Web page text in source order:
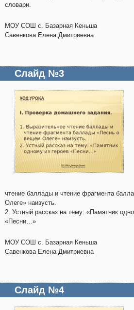
словари.
МОУ СОШ с. Базарная Кеньша
Савенкова Елена Дмитриевна
Слайд №3
чтение баллады и чтение фрагмента
Олеге» наизусть.
2. Устный рассказ на тему: «Памятник
«Песни…»
МОУ СОШ с. Базарная Кеньша
Савенкова Елена Дмитриевна
Слайд №4